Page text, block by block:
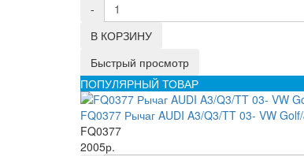
-
В КОРЗИНУ
Быстрый просмотр
ПОПУЛЯРНЫЙ ТОВАР
FQ0377 Рычаг AUDI A3/Q3/TT 03- VW
FQ0377
2005р.